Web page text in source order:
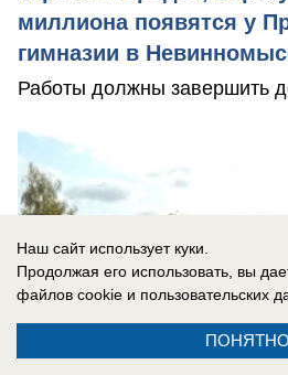
миллиона появятся у
гимназии в
Работы должны завершить
Наш сайт использует куки.
Продолжая его использовать, вы
файлов cookie и пользовательских
ПОНЯТНО